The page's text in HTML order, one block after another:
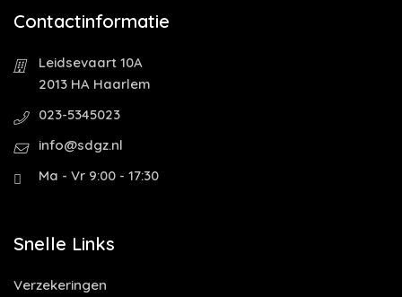
Contactinformatie
Leidsevaart 10A
2013 HA Haarlem
023-5345023
info@sdgz.nl
Ma - Vr 9:00 - 17:30
Snelle Links
Verzekeringen